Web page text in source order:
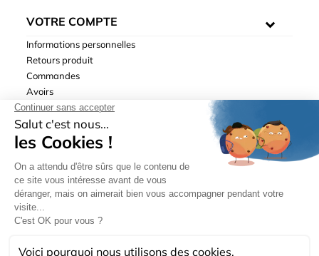
VOTRE COMPTE
Informations personnelles
Retours produit
Commandes
Avoirs
Adresses
Bons de réduction
de ventes| © Hydrodis 2003-2026. Tous droits réservés